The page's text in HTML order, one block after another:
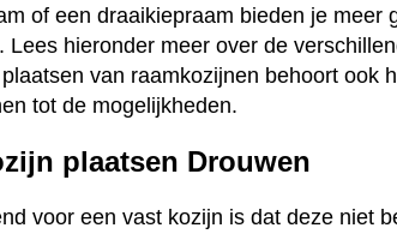
of een draaikiepraam bieden je meer
Lees hieronder meer over de
van raamkozijnen behoort ook
tot de mogelijkheden.
plaatsen Drouwen
voor een vast kozijn is dat deze niet